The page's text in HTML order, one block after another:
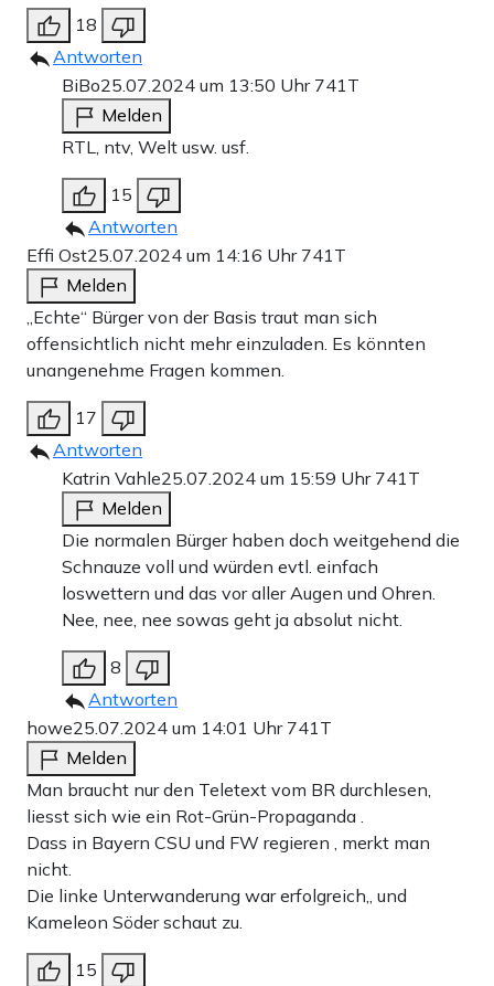
18
Antworten
BiBo25.07.2024 um 13:50 Uhr 741T
Melden
RTL, ntv, Welt usw. usf.
15
Antworten
Effi Ost25.07.2024 um 14:16 Uhr 741T
Melden
„Echte“ Bürger von der Basis traut man sich
offensichtlich nicht mehr einzuladen. Es könnten
unangenehme Fragen kommen.
17
Antworten
Katrin Vahle25.07.2024 um 15:59 Uhr 741T
Melden
Die normalen Bürger haben doch weitgehend die
Schnauze voll und würden evtl. einfach
loswettern und das vor aller Augen und Ohren.
Nee, nee, nee sowas geht ja absolut nicht.
8
Antworten
howe25.07.2024 um 14:01 Uhr 741T
Melden
Man braucht nur den Teletext vom BR durchlesen,
liesst sich wie ein Rot-Grün-Propaganda .
Dass in Bayern CSU und FW regieren , merkt man
nicht.
Die linke Unterwanderung war erfolgreich,, und
Kameleon Söder schaut zu.
15